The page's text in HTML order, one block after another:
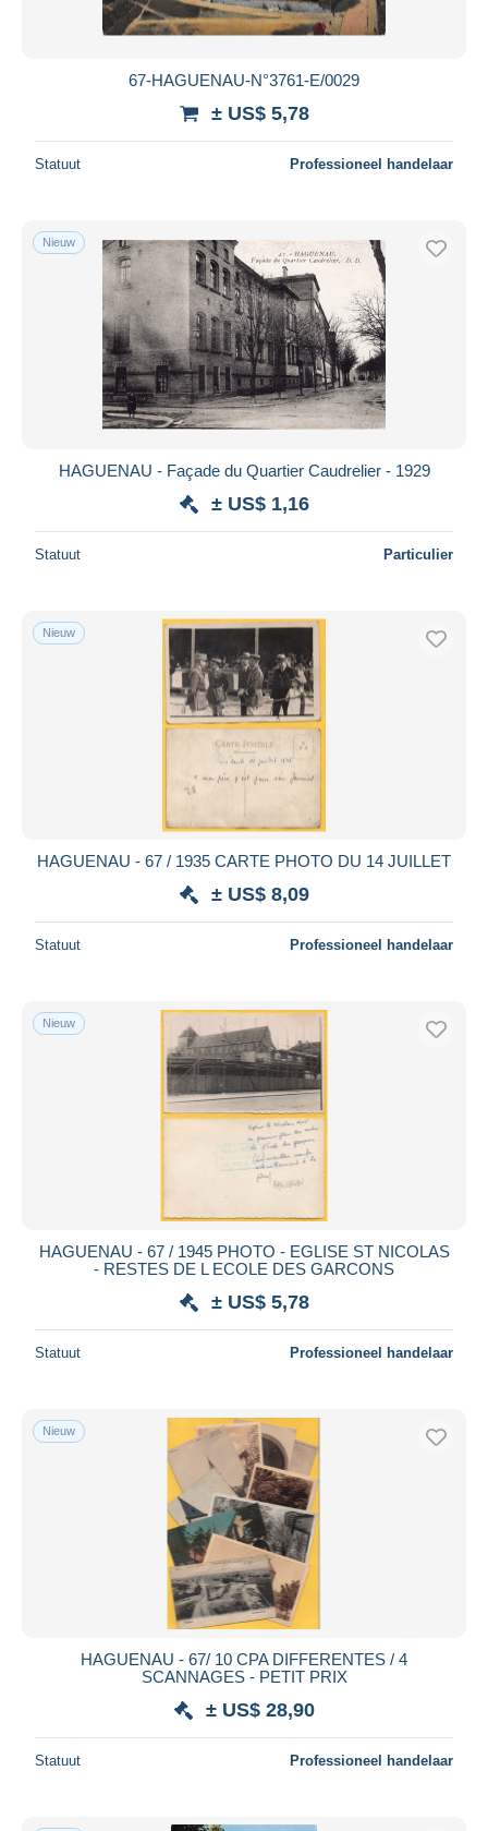
67-HAGUENAU-N°3761-E/0029
± US$ 5,78
Statuut Professioneel handelaar
Nieuw
HAGUENAU - Façade du Quartier Caudrelier - 1929
± US$ 1,16
Statuut Particulier
Nieuw
HAGUENAU - 67 / 1935 CARTE PHOTO DU 14 JUILLET
± US$ 8,09
Statuut Professioneel handelaar
Nieuw
HAGUENAU - 67 / 1945 PHOTO - EGLISE ST NICOLAS
- RESTES DE L ECOLE DES GARCONS
± US$ 5,78
Statuut Professioneel handelaar
Nieuw
HAGUENAU - 67/ 10 CPA DIFFERENTES / 4
SCANNAGES - PETIT PRIX
± US$ 28,90
Statuut Professioneel handelaar